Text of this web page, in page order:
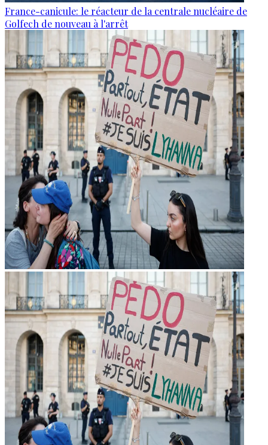
France-canicule: le réacteur de la centrale nucléaire de
Golfech de nouveau à l'arrêt